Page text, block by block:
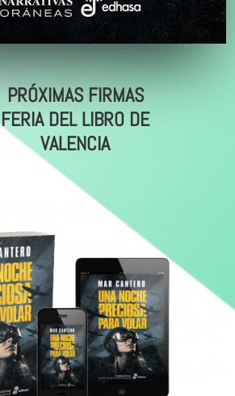
PRÓXIMAS FIRMAS
FERIA DEL LIBRO DE
VALENCIA